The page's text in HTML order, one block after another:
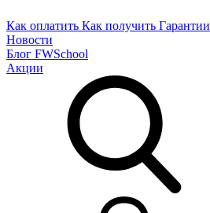
Как оплатить Как получить Гарантии
Новости
Блог FWSchool
Акции